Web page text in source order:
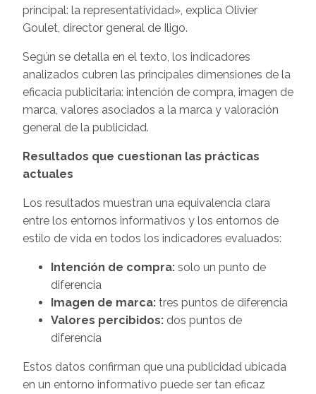
principal: la representatividad», explica Olivier
Goulet, director general de Iligo.
Según se detalla en el texto, los indicadores
analizados cubren las principales dimensiones de la
eficacia publicitaria: intención de compra, imagen de
marca, valores asociados a la marca y valoración
general de la publicidad.
Resultados que cuestionan las prácticas
actuales
Los resultados muestran una equivalencia clara
entre los entornos informativos y los entornos de
estilo de vida en todos los indicadores evaluados:
Intención de compra: solo un punto de
diferencia
Imagen de marca: tres puntos de diferencia
Valores percibidos: dos puntos de
diferencia
Estos datos confirman que una publicidad ubicada
en un entorno informativo puede ser tan eficaz